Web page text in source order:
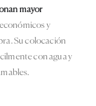
mayor
y
Su colocación
con agua y